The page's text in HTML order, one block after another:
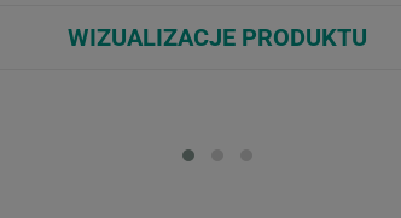
WIZUALIZACJE PRODUKTU